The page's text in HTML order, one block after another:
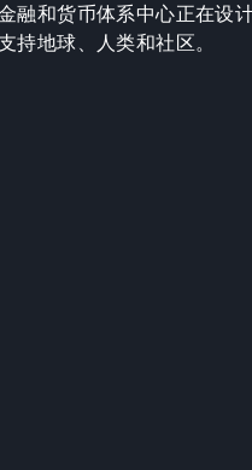
融和货币体系中心正在设
持地球、人类和社区。